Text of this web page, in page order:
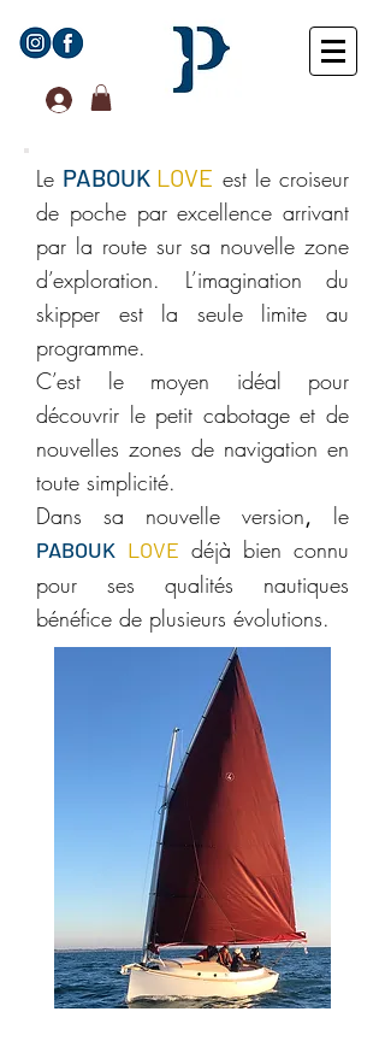
Le PABOUK LOVE est le croiseur
de poche par excellence arrivant
par la route sur sa nouvelle zone
d’exploration. L’imagination du
skipper est la seule limite au
programme.
​C’est le moyen idéal pour
découvrir le petit cabotage et de
nouvelles zones de navigation en
toute simplicité.
​Dans sa nouvelle version, le
PABOUK LOVE déjà bien connu
pour ses qualités nautiques
bénéfice de plusieurs évolutions.​